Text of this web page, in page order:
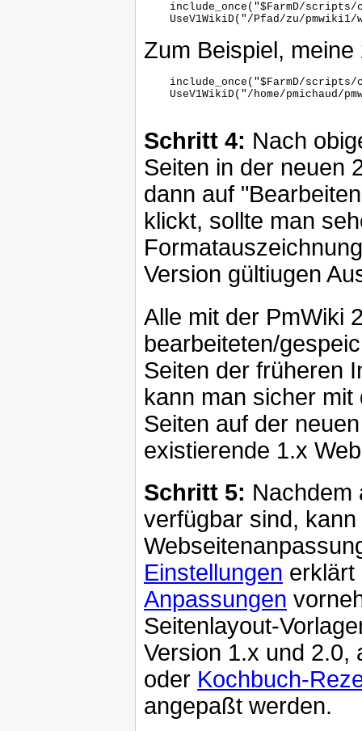
include_once("$FarmD/scripts/
UseV1WikiD("/Pfad/zu/pmwiki1/
Zum Beispiel,
include_once("$FarmD/scripts/
UseV1WikiD("/home/pmichaud/
Schritt 4: Nach
Seiten in der neuen
dann auf
klickt, sollte man
Version gültiugen
Alle mit der PmWiki
bearbeiteten/
Seiten der früheren
kann man sicher
Seiten auf der
existierende 1.x
Schritt 5: Nachdem
verfügbar sind,
Einstellungen erklärt
Anpassungen
Seitenlayout-
Version 1.x und
oder Kochbuch-
angepaßt werden.